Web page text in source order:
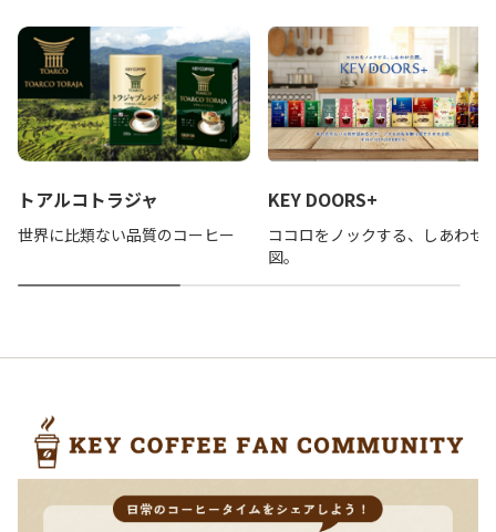
トアルコトラジャ
世界に比類ない品質のコーヒー
KEY DOORS+
ココロをノックする、しあわせ
図。